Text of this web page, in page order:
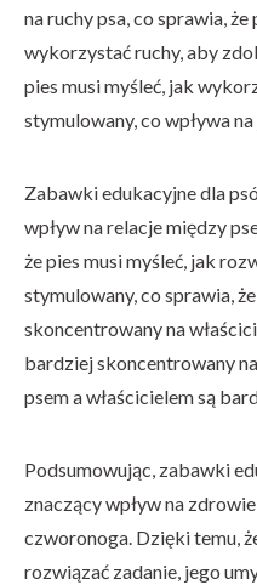
na ruchy psa, co sprawia, że
wykorzystać ruchy, aby
pies musi myśleć, jak
stymulowany, co wpływa
Zabawki edukacyjne dla
wpływ na relacje między
że pies musi myśleć, jak
stymulowany, co sprawia,
skoncentrowany na
bardziej skoncentrowany
psem a właścicielem są
Podsumowując, zabawki
znaczący wpływ na
czworonoga. Dzięki temu,
rozwiązać zadanie, jego